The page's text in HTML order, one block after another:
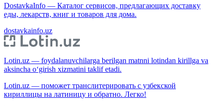
DostavkaInfo — Каталог сервисов, предлагающих доставку
еды, лекарств, книг и товаров для дома.
dostavkainfo.uz
Lotin.uz — foydalanuvchilarga berilgan matnni lotindan kirillga va
aksincha o‘girish xizmatini taklif etadi.
Lotin.uz — поможет транслитерировать с узбекской
кириллицы на латиницу и обратно. Легко!